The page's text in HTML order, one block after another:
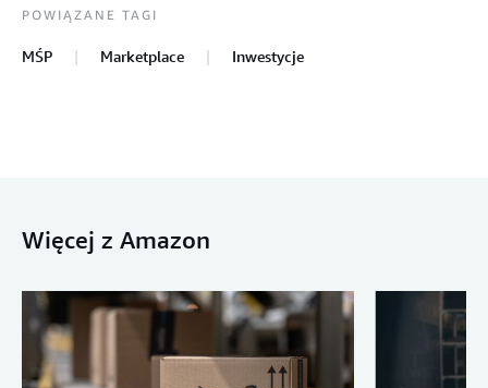
POWIĄZANE TAGI
MŚP Marketplace Inwestycje
Więcej z Amazon